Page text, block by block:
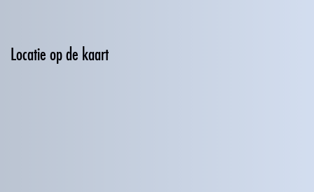
Locatie op de kaart